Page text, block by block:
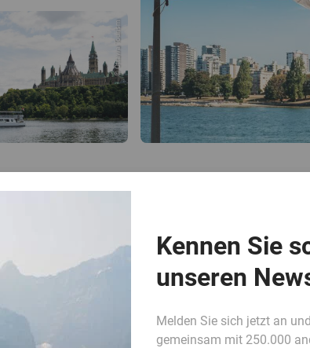
© Ottawa Tourism
Kennen Sie
unseren
Melden Sie sich jetzt an
gemeinsam mit 250.000